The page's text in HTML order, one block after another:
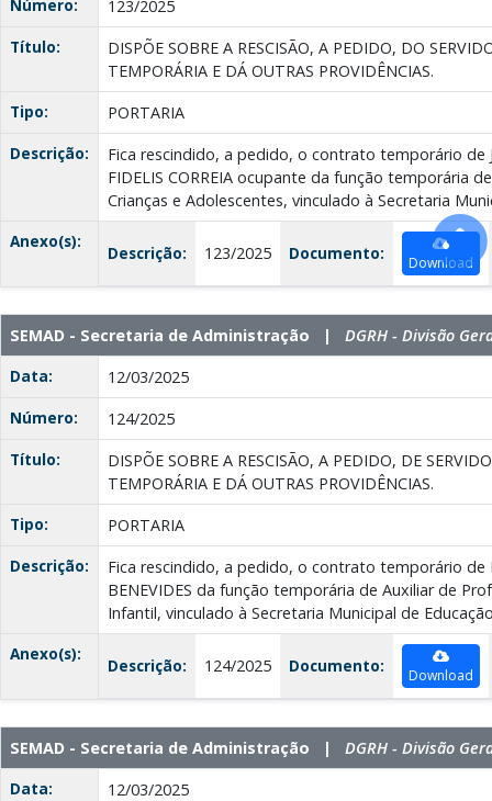
Número:
123/2025
Título:
DISPÕE SOBRE A RESCISÃO, A PEDIDO, DO
TEMPORÁRIA E DÁ OUTRAS PROVIDÊNCIAS.
Tipo:
PORTARIA
Descrição:
Fica rescindido, a pedido, o contrato temporário de
FIDELIS CORREIA ocupante da função temporária
Crianças e Adolescentes, vinculado à Secretaria
Anexo(s):
Descrição: 123/2025 Documento: Download
SEMAD - Secretaria de Administração | DGRH - Divisão
Data:
12/03/2025
Número:
124/2025
Título:
DISPÕE SOBRE A RESCISÃO, A PEDIDO, DE
TEMPORÁRIA E DÁ OUTRAS PROVIDÊNCIAS.
Tipo:
PORTARIA
Descrição:
Fica rescindido, a pedido, o contrato temporário de
BENEVIDES da função temporária de Auxiliar de
Infantil, vinculado à Secretaria Municipal de
Anexo(s):
Descrição: 124/2025 Documento: Download
SEMAD - Secretaria de Administração | DGRH - Divisão
Data:
12/03/2025